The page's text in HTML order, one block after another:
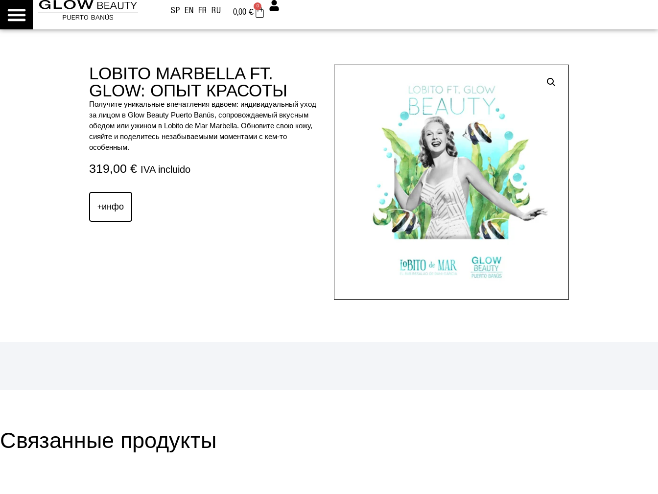
SP EN FR RU 0,00€
0
LOBITO MARBELLA FT.
GLOW: ОПЫТ КРАСОТЫ
Получите уникальные впечатления вдвоем: индивидуальный уход
за лицом в Glow Beauty Puerto Banús, сопровождаемый вкусным
обедом или ужином в Lobito de Mar Marbella. Обновите свою кожу,
сияйте и поделитесь незабываемыми моментами с кем-то
особенным.
319,00 € IVA incluido
+инфо
Связанные продукты